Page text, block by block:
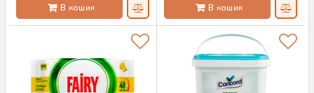
В кошик В кошик